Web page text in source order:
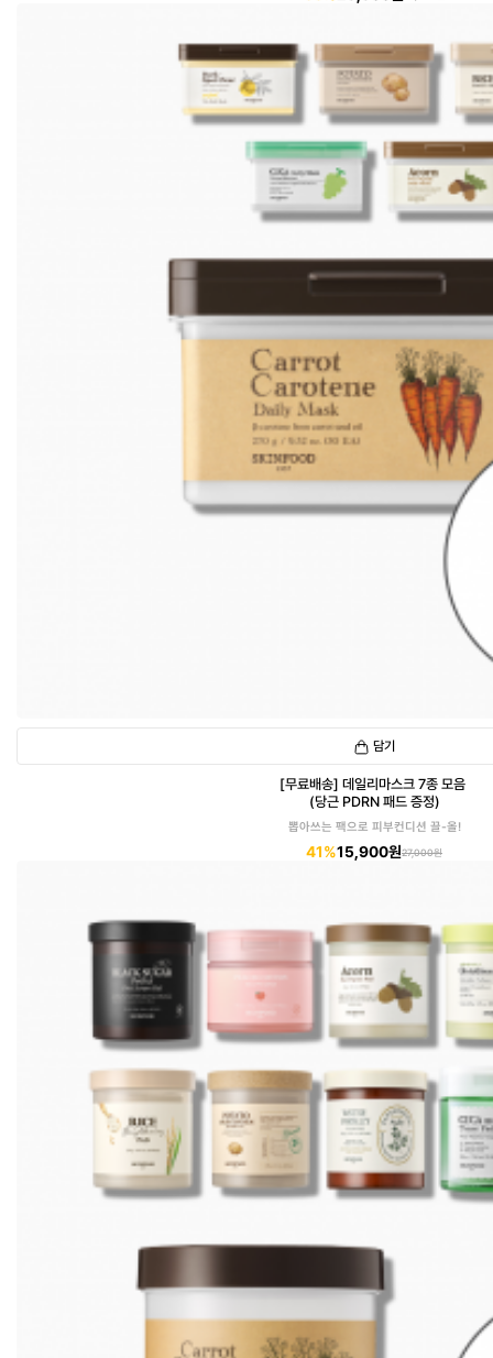
담기
[무료배송] 데일리마스크 7종 모음
(당근 PDRN 패드 증정)
뽑아쓰는 팩으로 피부컨디션 끌-올!
41%15,900원27,000원